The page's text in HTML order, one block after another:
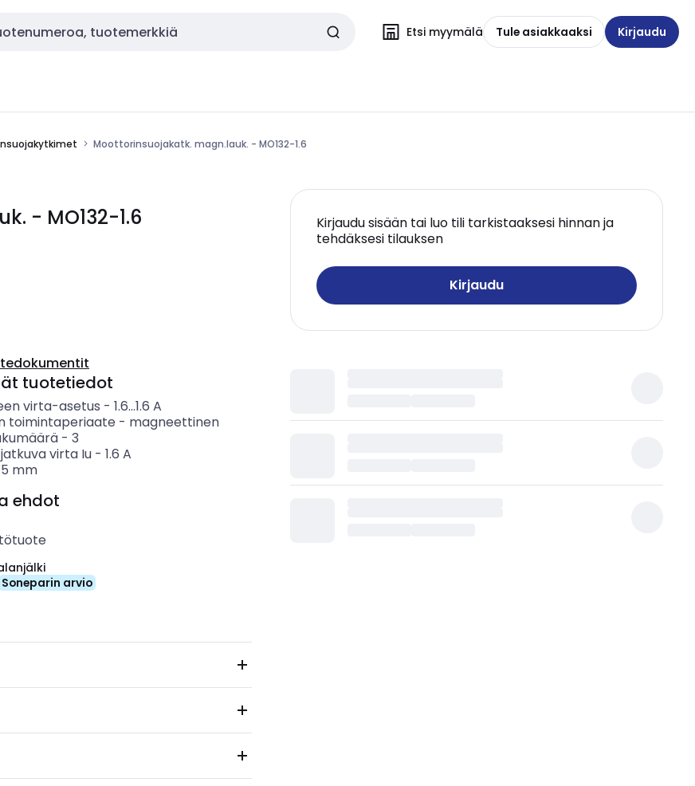
Etsi myymälä Tule asiakkaaksi Kirjaudu
Moottorinsuojakatk. magn.lauk. - MO132-1.6
- MO132-1.6
Kirjaudu sisään tai luo tili tarkistaaksesi hinnan ja
tehdäksesi tilauksen
Kirjaudu
tuotetiedot
virta-asetus - 1.6...1.6 A
toimintaperiaate - magneettinen
- 3
virta Iu- 1.6 A
mm
ehdot
Soneparin arvio